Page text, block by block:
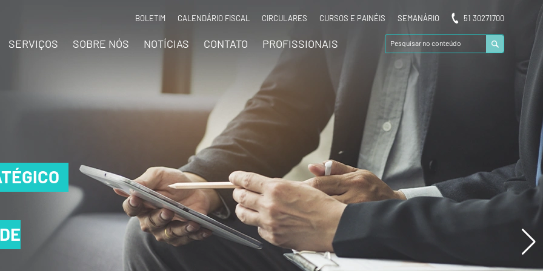
BOLETIM CALENDÁRIO FISCAL CIRCULARES CURSOS E PAINÉIS SEMANÁRIO 51 30271700
SERVIÇOS SOBRE NÓS NOTÍCIAS CONTATO PROFISSIONAIS